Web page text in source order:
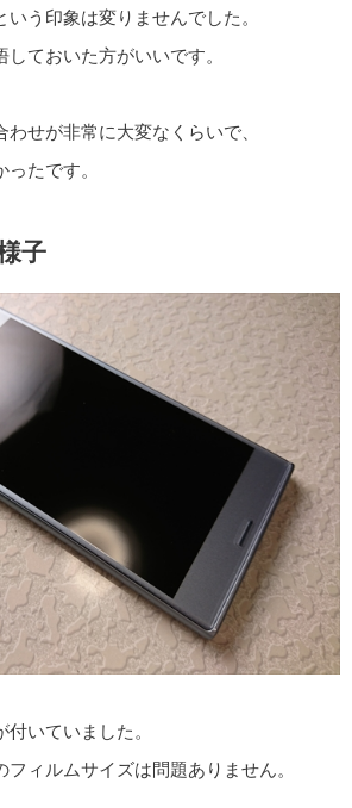
う印象は変りませんでした。
ておいた方がいいです。
せが非常に大変なくらいで、
たです。
子
いていました。
ィルムサイズは問題ありません。